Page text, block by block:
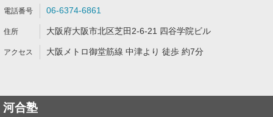
06-6374-6861
大阪府大阪市北区芝田2-6-21 四谷学院ビル
大阪メトロ御堂筋線 中津より 徒歩 約7分
河合塾